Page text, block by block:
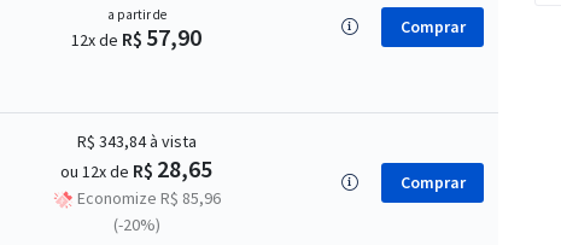
a partir de
12x de R$ 57,90 Comprar
R$ 343,84à vista
ou 12x de R$ 28,65
Economize R$ 85,96
(-20%)
Comprar